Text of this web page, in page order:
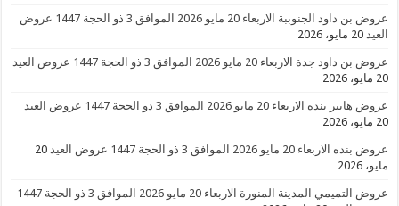
عروض بن داود الجنوببة الاربعاء 20 مايو 2026 الموافق 3 ذو الحجة 1447 عروض
العيد 20 مايو، 2026
عروض بن داود جدة الاربعاء 20 مايو 2026 الموافق 3 ذو الحجة 1447 عروض العيد
20 مايو، 2026
عروض هايبر بنده الاربعاء 20 مايو 2026 الموافق 3 ذو الحجة 1447 عروض العيد
20 مايو، 2026
عروض بنده الاربعاء 20 مايو 2026 الموافق 3 ذو الحجة 1447 عروض العيد
20
مايو، 2026
عروض التميمي المدينة المنورة الاربعاء 20 مايو 2026 الموافق 3 ذو الحجة 1447